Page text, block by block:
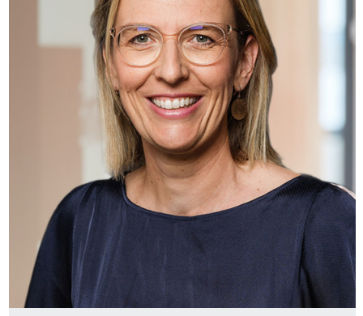
RegionalMedien Austria
Dr. Judith González
E-Mail senden